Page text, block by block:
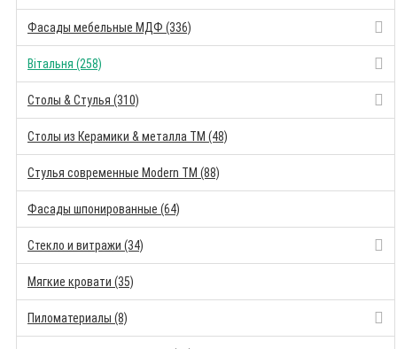
Фасады мебельные МДФ (336)
Вітальня (258)
Столы & Стулья (310)
Столы из Керамики & металла TM (48)
Стулья современные Modern TM (88)
Фасады шпонированные (64)
Стекло и витражи (34)
Мягкие кровати (35)
Пиломатериалы (8)